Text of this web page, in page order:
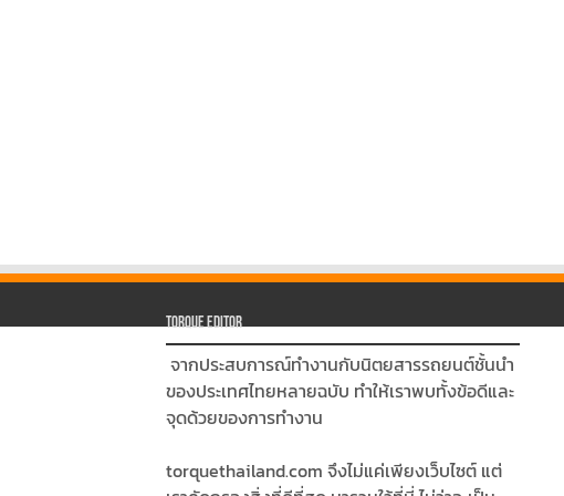
Torque Editor
จากประสบการณ์ทำงานกับนิตยสารรถยนต์ชั้นนำ
ของประเทศไทยหลายฉบับ ทำให้เราพบทั้งข้อดีและ
จุดด้วยของการทำงาน
torquethailand.com จึงไม่แค่เพียงเว็บไซต์ แต่